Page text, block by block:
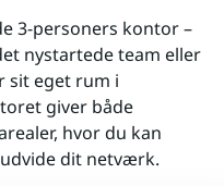
3-personers kontor –
nystartede team eller
sit eget rum i
giver både
hvor du kan
dit netværk.